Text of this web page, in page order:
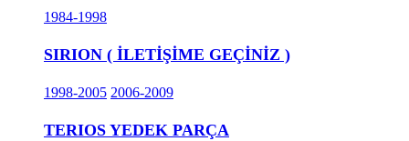
1984-1998
SIRION ( İLETİŞİME GEÇİNİZ )
1998-2005 2006-2009
TERIOS YEDEK PARÇA